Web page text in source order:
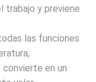
trabajo y previene
las funciones
en un